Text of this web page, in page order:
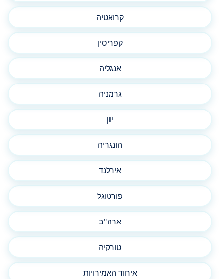
קרואטיה
קפריסין
אנגליה
גרמניה
יוון
הונגריה
אירלנד
פורטוגל
ארה"ב
טורקיה
איחוד האמירויות